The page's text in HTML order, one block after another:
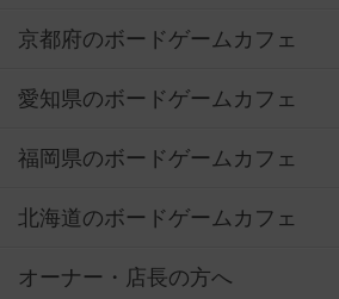
京都府のボードゲームカフェ
愛知県のボードゲームカフェ
福岡県のボードゲームカフェ
北海道のボードゲームカフェ
オーナー・店長の方へ